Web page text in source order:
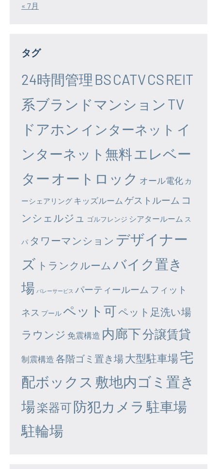
« 7月
タグ
24時間管理 BSCATVCSREIT
系ブランドマンション TV
ドアホン インターネット イ
ンターネット無料エレベー
ター オートロック オール電化 カ
ーシェアリング キッズルーム ゲストルーム コ
ンシェルジュ
ゴルフレンジ シアタールーム ス
パ タワーマンション デザイナー
ズ トランクルーム バイク置き
場 バレーサービス パーティールーム フィット
ネス プール ペット可ペット足洗い場
ラウンジ 免震構造 内廊下分譲賃貸
制震構造 各階ゴミ置き場大型駐車場宅
配ボックス 敷地内ゴミ置き
場楽器可防犯カメラ 駐車場
駐輪場